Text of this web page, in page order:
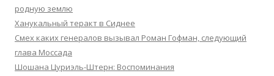
родную землю
Ханукальный теракт в Сиднее
Смех каких генералов вызывал Роман Гофман, следующий
глава Моссада
Шошана Цуриэль-Штерн: Воспоминания